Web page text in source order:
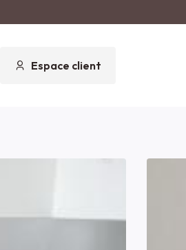
Espace client